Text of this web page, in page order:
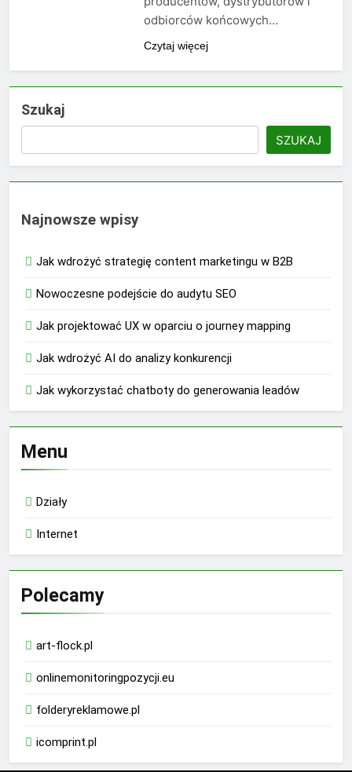
odbiorców końcowych…
Czytaj więcej
Szukaj
SZUKAJ
Najnowsze wpisy
Jak wdrożyć strategię content marketingu w B2B
Nowoczesne podejście do audytu SEO
Jak projektować UX w oparciu o journey mapping
Jak wdrożyć AI do analizy konkurencji
Jak wykorzystać chatboty do generowania leadów
Menu
Działy
Internet
Polecamy
art-flock.pl
onlinemonitoringpozycji.eu
folderyreklamowe.pl
icomprint.pl